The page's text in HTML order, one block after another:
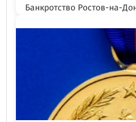
Банкротство Ростов-на-